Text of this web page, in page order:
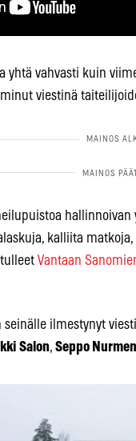
yhtä vahvasti kuin
viestinä
kalliita
Vantaan
ilmestynyt
Salon, Seppo Nurmen